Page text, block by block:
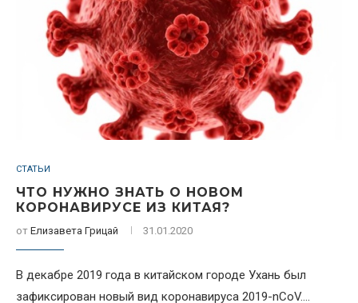
СТАТЬИ
ЧТО НУЖНО ЗНАТЬ О НОВОМ
КОРОНАВИРУСЕ ИЗ КИТАЯ?
от Елизавета Грицай 31.01.2020
В декабре 2019 года в китайском городе Ухань был
зафиксирован новый вид коронавируса 2019-nCoV....